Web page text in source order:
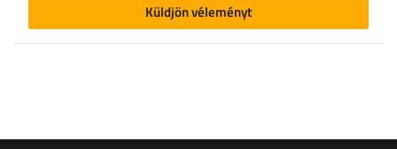
Küldjön véleményt